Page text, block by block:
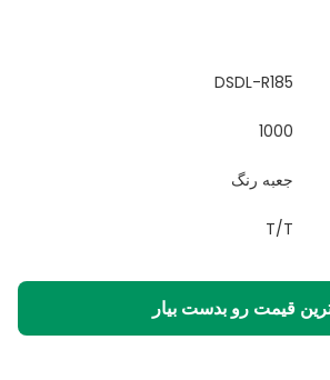
DSDL-R185
1000
جعبه رنگ
T/T
قیمت رو بدست بیار